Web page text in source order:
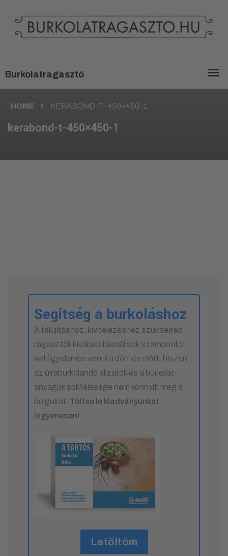
HOME KERABOND-T-450×450-1
kerabond-t-450×450-1
Segítség a burkoláshoz
A felújításhoz, kivitelezéshez szükséges
ragasztók kiválasztásnál sok szempontot
kell figyelembe venni a döntés előtt, hiszen
az újraburkolandó aljzatok és a burkolat-
anyagok sokfélesége nem könnyíti meg a
dolgukat. Töltse le kiadványunkat
ingyenesen!
Letöltöm